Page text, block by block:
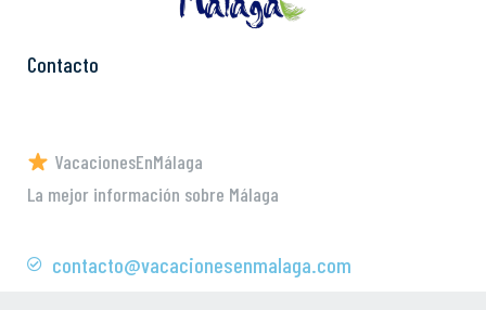
Contacto
VacacionesEnMálaga
La mejor información sobre Málaga
contacto@vacacionesenmalaga.com